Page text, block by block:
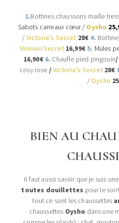
1.Bottines chaussons maille
Sabots carreaux cœur/ Oysho
/ Victoria’s Secret 28€ 4.
Women’secret16,99€5. Mules
16,90€ 6. Chauffe pied pingouin
cosy rose /Victoria’s Secret28€
/Oysho
BIEN AU
Il faut aussi savoir que je suis
toutes douillettes pour le
tout ce sont les chaussettes
chaussettes Oysho dans une